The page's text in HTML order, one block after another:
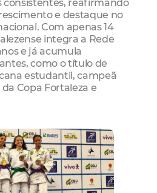
e destaque no
Com apenas 14
integra a Rede
e já acumula
como o título de
estudantil, campeã
Copa Fortaleza e